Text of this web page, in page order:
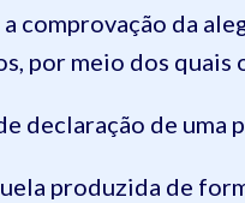
comprovação da
por meio dos
declaração de uma
produzida de